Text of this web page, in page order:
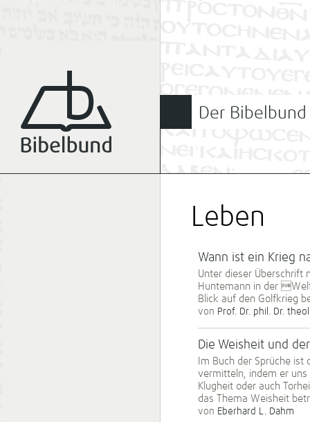
Der Bibelbund
Leben
Wann ist ein Krieg
Unter dieser Überschrift
Huntemann in der
Blick auf den Golfkrieg
von Prof. Dr. phil. Dr.
Die Weisheit und
Im Buch der Sprüche
vermitteln, indem er uns
Klugheit oder auch
das Thema Weisheit
von Eberhard L. Dahm